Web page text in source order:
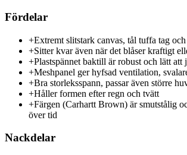
Fördelar
+Extremt slitstark canvas, tål tuffa tag
+Sitter kvar även när det blåser kraftigt
+Plastspännet baktill är robust och lätt att
+Meshpanel ger hyfsad ventilation,
+Bra storleksspann, passar även större
+Håller formen efter regn och tvätt
+Färgen (Carhartt Brown) är smutstålig
över tid
Nackdelar